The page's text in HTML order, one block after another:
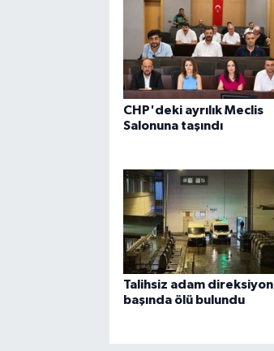
CHP'deki ayrılık Meclis
Salonuna taşındı
Talihsiz adam direksiyon
başında ölü bulundu